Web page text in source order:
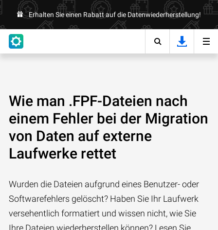
Erhalten Sie einen Rabatt auf die Datenwiederherstellung!
Wie man .FPF-Dateien nach
einem Fehler bei der Migration
von Daten auf externe
Laufwerke rettet
Wurden die Dateien aufgrund eines Benutzer- oder
Softwarefehlers gelöscht? Haben Sie Ihr Laufwerk
versehentlich formatiert und wissen nicht, wie Sie
Ihre Dateien wiederherstellen können? Lesen Sie